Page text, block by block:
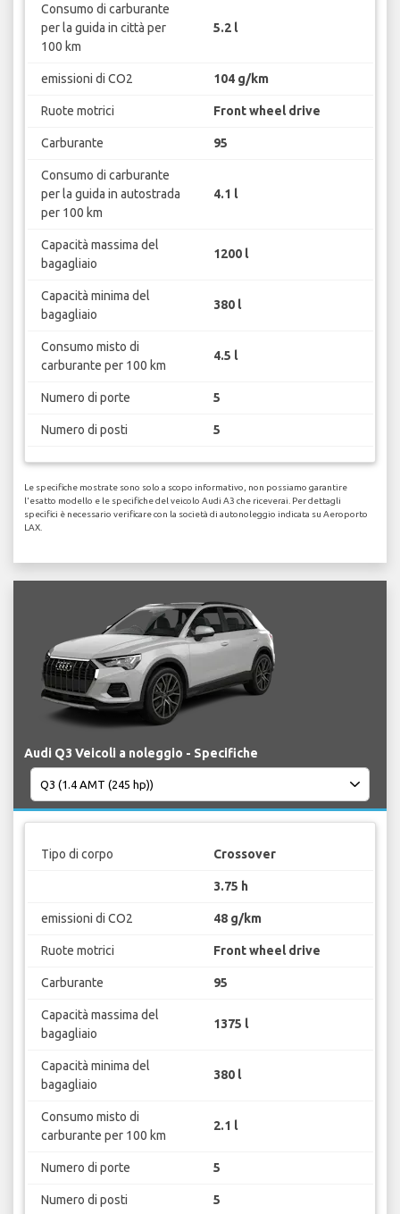
Consumo di carburante
per la guida in città per
100 km
5.2 l
emissioni di CO2 104 g/km
Ruote motrici Front wheel drive
Carburante 95
Consumo di carburante
per la guida in autostrada
per 100 km
4.1 l
Capacità massima del
bagagliaio
1200 l
Capacità minima del
bagagliaio
380 l
Consumo misto di
carburante per 100 km
4.5 l
Numero di porte 5
Numero di posti 5
Le specifiche mostrate sono solo a scopo informativo, non possiamo garantire
l'esatto modello e le specifiche del veicolo Audi A3 che riceverai. Per dettagli
specifici è necessario verificare con la società di autonoleggio indicata su Aeroporto
LAX.
Audi Q3 Veicoli a noleggio - Specifiche
Tipo di corpo Crossover
3.75 h
emissioni di CO2 48 g/km
Ruote motrici Front wheel drive
Carburante 95
Capacità massima del
bagagliaio
1375 l
Capacità minima del
bagagliaio
380 l
Consumo misto di
carburante per 100 km
2.1 l
Numero di porte 5
Numero di posti 5